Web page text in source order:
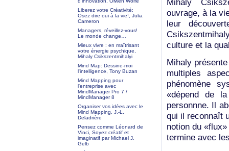
Liberez votre Créativité:
Osez dire oui à la vie!, Julia
Cameron
Managers, réveillez-vous!
Le monde change…
Mieux vivre : en maîtrisant
votre énergie psychique,
Mihaly Csikszentmihalyi
Mind Map: Dessine-moi
l'intelligence, Tony Buzan
Mind Mapping pour
l'entreprise avec
MindManager Pro 7 /
MindManager 8
Organiser vos idées avec le
Mind Mapping, J.-L.
Deladrière
Pensez comme Léonard de
Vinci, Soyez créatif et
imaginatif par Michael J.
Gelb
ouvrage, à la
leur
culture et la
Mihaly
multiples
phénomène
«dépend de
personnne. Il
qui il reconnaît
notion du
termine avec